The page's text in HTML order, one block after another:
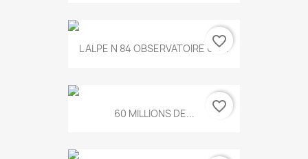
L ALPE N 84 OBSERVATOIRE UN...
favorite_border
60 MILLIONS DE... favorite_border